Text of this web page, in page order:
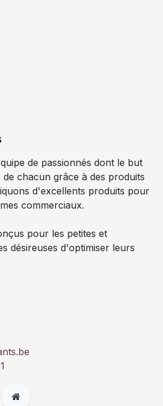
de passionnés dont le but
chacun grâce à des produits
d'excellents produits pour
commerciaux.
pour les petites et
désireuses d'optimiser leurs